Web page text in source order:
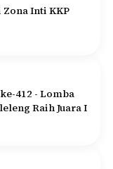
Zona Inti KKP
412 - Lomba
Raih Juara I